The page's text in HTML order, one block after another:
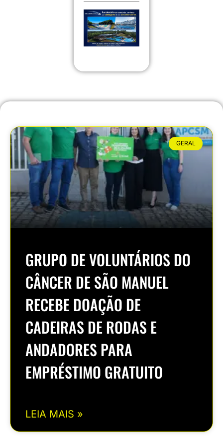
GERAL
GRUPO DE VOLUNTÁRIOS DO
CÂNCER DE SÃO MANUEL
RECEBE DOAÇÃO DE
CADEIRAS DE RODAS E
ANDADORES PARA
EMPRÉSTIMO GRATUITO
LEIA MAIS »